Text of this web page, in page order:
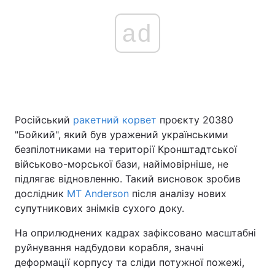
Україна Політика
Економіка Світ
Наука
Техно і зв'язок Лайт
Інциденти
Здоров'я Туризм
ad
Російський ракетний корвет проєкту 20380
"Бойкий", який був уражений українськими
безпілотниками на території Кронштадтської
військово-морської бази, найімовірніше, не
підлягає відновленню. Такий висновок зробив
дослідник MT Anderson після аналізу нових
супутникових знімків сухого доку.
На оприлюднених кадрах зафіксовано масштабні
руйнування надбудови корабля, значні
деформації корпусу та сліди потужної пожежі,